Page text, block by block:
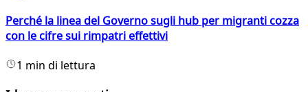
Perché la linea del Governo sugli hub per migranti cozza
con le cifre sui rimpatri effettivi
1 min di lettura